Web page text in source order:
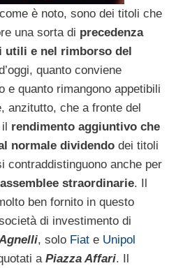
è noto, sono dei titoli che
una sorta di precedenza
e nel rimborso del
quanto conviene
e quanto rimangono appetibili
anzitutto, che a fronte del
rendimento aggiuntivo che
normale dividendo dei titoli
contraddistinguono anche per
straordinarie. Il
ben fornito in questo
di investimento di
, solo Fiat e Unipol
a Piazza Affari. Il